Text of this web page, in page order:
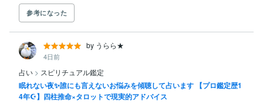
参考になった
by うらら★
4日前
占い > スピリチュアル鑑定
眠れない夜✨誰にも言えないお悩みを傾聴して占います 【プロ鑑定歴1
4年☪️】四柱推命×タロットで現実的アドバイス